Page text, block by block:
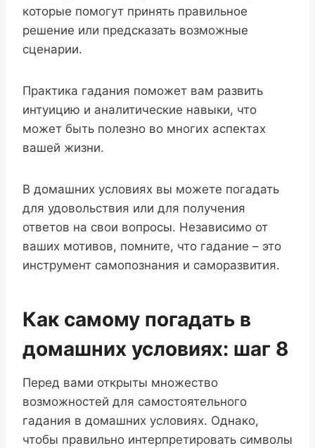
которые помогут принять правильное
решение или предсказать возможные
сценарии.
Практика гадания поможет вам развить
интуицию и аналитические навыки, что
может быть полезно во многих аспектах
вашей жизни.
В домашних условиях вы можете погадать
для удовольствия или для получения
ответов на свои вопросы. Независимо от
ваших мотивов, помните, что гадание – это
инструмент самопознания и саморазвития.
Как самому погадать в
домашних условиях: шаг 8
Перед вами открыты множество
возможностей для самостоятельного
гадания в домашних условиях. Однако,
чтобы правильно интерпретировать символы